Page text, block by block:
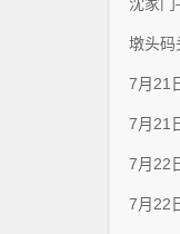
墩头
7月21
7月21
7月22
7月22